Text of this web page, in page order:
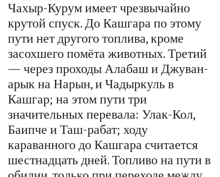
Чахыр-Курум имеет чрезвычайно
крутой спуск. До Кашгара по этому
пути нет другого топлива, кроме
засохшего помёта животных. Третий
— через проходы Алабаш и Джуван-
арык на Нарын, и Чадыркуль в
Кашгар; на этом пути три
значительных перевала: Улак-Кол,
Баипче и Таш-рабат; ходу
караванного до Кашгара считается
шестнадцать дней. Топливо на пути в